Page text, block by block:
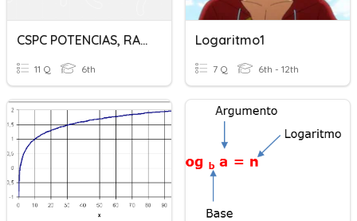
CSPC POTENCIAS, RAICES Y LOGARITMOS 6°
11 Q 6th
Logaritmo1
7 Q 6th - 12th